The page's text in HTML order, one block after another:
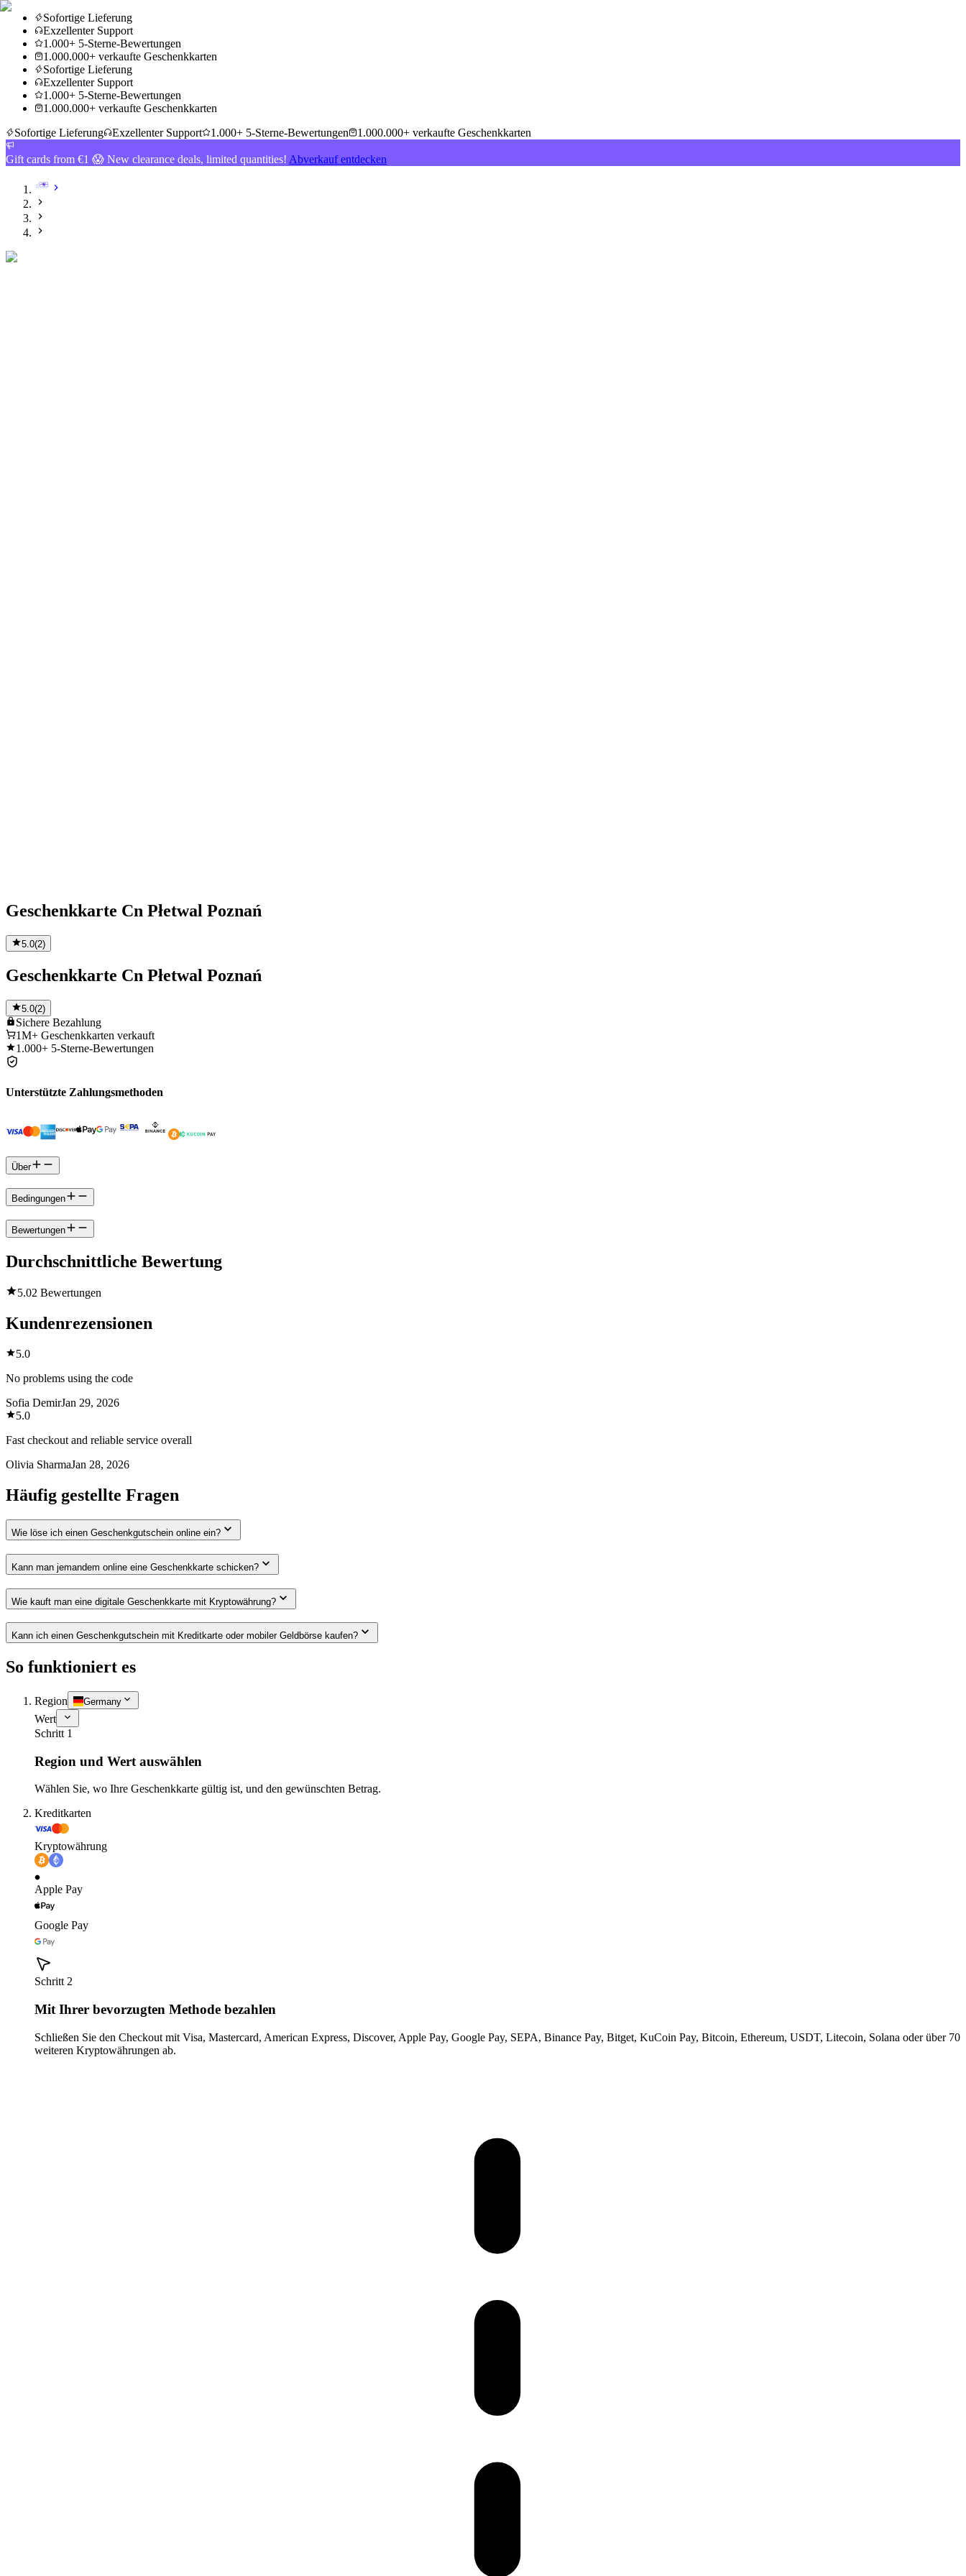
Sofortige Lieferung
Exzellenter Support
1.000+ 5-Sterne-Bewertungen
1.000.000+ verkaufte Geschenkkarten
Sofortige Lieferung
Exzellenter Support
1.000+ 5-Sterne-Bewertungen
1.000.000+ verkaufte Geschenkkarten
Sofortige Lieferung
Exzellenter Support 1.000+ 5-Sterne-Bewertungen 1.000.000+ verkaufte Geschenkkarten
Gift cards from €1 😱 New clearance deals, limited quantities! Abverkauf entdecken
Geschenkkarte Cn Płetwal Poznań
5.0(2)
Geschenkkarte Cn Płetwal Poznań
5.0(2)
Sichere Bezahlung
1M+ Geschenkkarten verkauft
1.000+ 5-Sterne-Bewertungen
Unterstützte Zahlungsmethoden
Über
Bedingungen
Bewertungen
Durchschnittliche Bewertung
5.02 Bewertungen
Kundenrezensionen
5.0
No problems using the code
Sofia DemirJan 29, 2026
5.0
Fast checkout and reliable service overall
Olivia SharmaJan 28, 2026
Häufig gestellte Fragen
Wie löse ich einen Geschenkgutschein online ein?
Kann man jemandem online eine Geschenkkarte schicken?
Wie kauft man eine digitale Geschenkkarte mit Kryptowährung?
Kann ich einen Geschenkgutschein mit Kreditkarte oder mobiler Geldbörse kaufen?
So funktioniert es
Region Germany
Wert
Schritt 1
Region und Wert auswählen
Wählen Sie, wo Ihre Geschenkkarte gültig ist, und den gewünschten Betrag.
Kreditkarten
Kryptowährung
Apple Pay
Google Pay
Schritt 2
Mit Ihrer bevorzugten Methode bezahlen
Schließen Sie den Checkout mit Visa, Mastercard, American Express, Discover, Apple Pay, Google Pay, SEPA, Binance Pay, Bitget, KuCoin Pay, Bitcoin, Ethereum, USDT, Litecoin, Solana oder über 70
weiteren Kryptowährungen ab.